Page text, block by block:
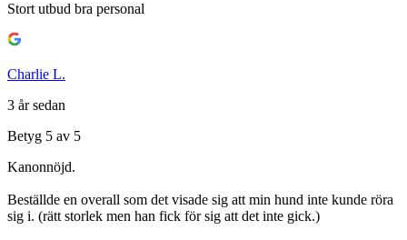
Stort utbud bra personal
Charlie L.
3 år sedan
Betyg 5 av 5
Kanonnöjd.
Beställde en overall som det visade sig att min hund inte kunde röra
sig i. (rätt storlek men han fick för sig att det inte gick.)